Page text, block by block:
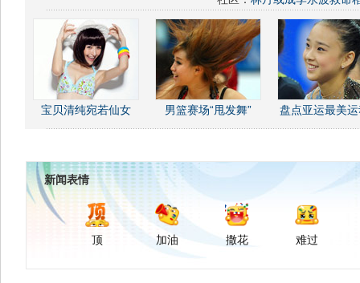
宝贝清纯宛若仙女 男篮赛场“甩发舞” 盘点亚运最美
新闻表情
顶 加油 撒花 难过